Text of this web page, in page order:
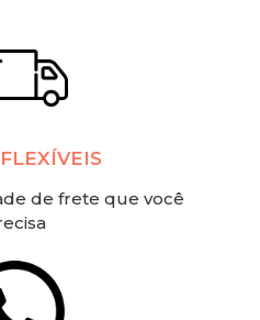
de frete que você